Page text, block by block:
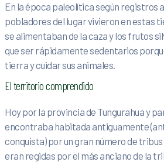
En la época paleolítica según registros
pobladores del lugar vivieron en estas
se alimentaban de la caza y los frutos
que ser rápidamente sedentarios
tierra y cuidar sus animales.
El territorio comprendido
Hoy por la provincia de Tungurahua y
encontraba habitada antiguamente
conquista) por un gran número de
eran regidas por el más anciano de la